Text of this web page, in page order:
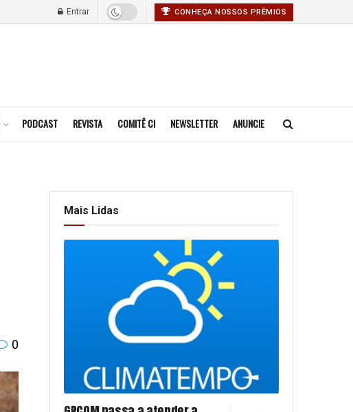
Entrar CONHEÇA NOSSOS PRÊMIOS
PODCAST REVISTA COMITÊ CI NEWSLETTER ANUNCIE
0
Mais Lidas